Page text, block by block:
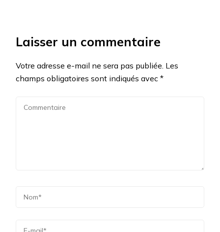
Laisser un commentaire
Votre adresse e-mail ne sera pas publiée. Les
champs obligatoires sont indiqués avec *